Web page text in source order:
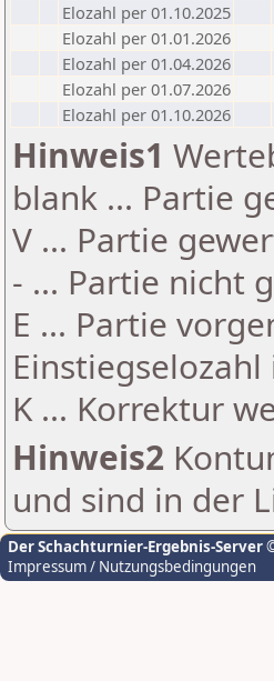
Elozahl per 01.10.2025
Elozahl per 01.01.2026
Elozahl per 01.04.2026
Elozahl per 01.07.2026
Elozahl per 01.10.2026
Hinweis1
blank ... Partie
V ... Partie
- ... Partie nicht
E ... Partie
K ... Korrektur
Hinweis2
und sind in der
Der Schachturnier-Ergebnis-Server
Impressum / Nutzungsbedingungen